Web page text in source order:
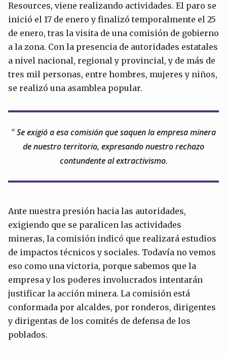
Resources, viene realizando actividades. El paro se
inició el 17 de enero y finalizó temporalmente el 25
de enero, tras la visita de una comisión de gobierno
a la zona. Con la presencia de autoridades estatales
a nivel nacional, regional y provincial, y de más de
tres mil personas, entre hombres, mujeres y niños,
se realizó una asamblea popular.
Se exigió a esa comisión que saquen la empresa minera
de nuestro territorio, expresando nuestro rechazo
contundente al extractivismo.
Ante nuestra presión hacia las autoridades,
exigiendo que se paralicen las actividades
mineras, la comisión indicó que realizará estudios
de impactos técnicos y sociales. Todavía no vemos
eso como una victoria, porque sabemos que la
empresa y los poderes involucrados intentarán
justificar la acción minera. La comisión está
conformada por alcaldes, por ronderos, dirigentes
y dirigentas de los comités de defensa de los
poblados.